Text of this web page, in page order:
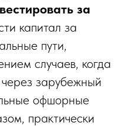
за
капитал за
пути,
случаев, когда
зарубежный
офшорные
практически